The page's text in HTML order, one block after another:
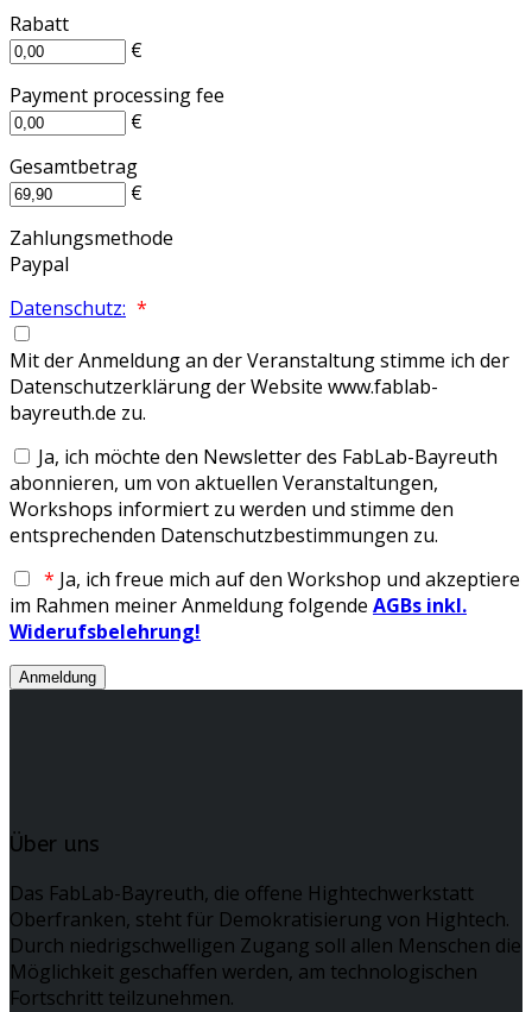
Rabatt
€
Payment processing fee
€
Gesamtbetrag
€
Zahlungsmethode
Paypal
Datenschutz: *
Mit der Anmeldung an der Veranstaltung stimme ich der
Datenschutzerklärung der Website www.fablab-
bayreuth.de zu.
Ja, ich möchte den Newsletter des FabLab-Bayreuth
abonnieren, um von aktuellen Veranstaltungen,
Workshops informiert zu werden und stimme den
entsprechenden Datenschutzbestimmungen zu.
* Ja, ich freue mich auf den Workshop und akzeptiere
im Rahmen meiner Anmeldung folgende AGBs inkl.
Widerufsbelehrung!
Über uns
Das FabLab-Bayreuth, die offene Hightechwerkstatt
Oberfranken, steht für Demokratisierung von Hightech.
Durch niedrigschwelligen Zugang soll allen Menschen die
Möglichkeit geschaffen werden, am technologischen
Fortschritt teilzunehmen.